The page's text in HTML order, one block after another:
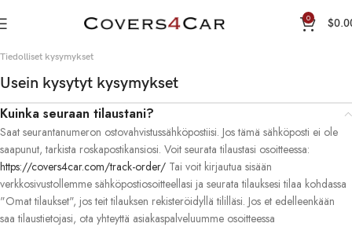
0 $
Tiedolliset kysymykset
Usein kysytyt kysymykset
Kuinka seuraan tilaustani?
Saat seurantanumeron ostovahvistussähköpostiisi. Jos tämä sähköposti ei ole
saapunut, tarkista roskapostikansiosi. Voit seurata tilaustasi osoitteessa:
https://covers4car.com/track-order/ Tai voit kirjautua sisään
verkkosivustollemme sähköpostiosoitteellasi ja seurata tilauksesi tilaa kohdassa
"Omat tilaukset", jos teit tilauksen rekisteröidyllä tililläsi. Jos et edelleenkään
saa tilaustietojasi, ota yhteyttä asiakaspalveluumme osoitteessa